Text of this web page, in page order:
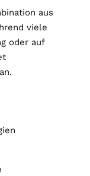
aus
viele
oder auf